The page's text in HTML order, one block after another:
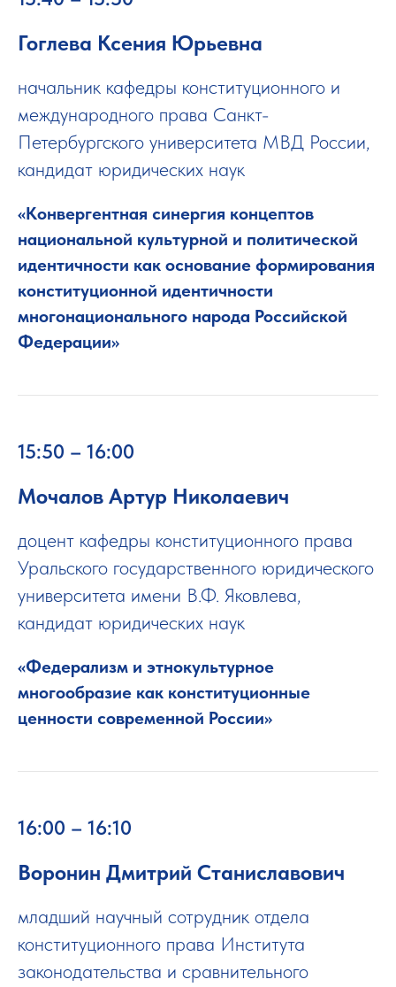
Гоглева Ксения Юрьевна
начальник кафедры конституционного и
международного права Санкт-
Петербургского университета МВД России,
кандидат юридических наук
«Конвергентная синергия концептов
национальной культурной и политической
идентичности как основание формирования
конституционной идентичности
многонационального народа Российской
Федерации»
15:50 – 16:00
Мочалов Артур Николаевич
доцент кафедры конституционного права
Уральского государственного юридического
университета имени В.Ф. Яковлева,
кандидат юридических наук
«Федерализм и этнокультурное
многообразие как конституционные
ценности современной России»
16:00 – 16:10
Воронин Дмитрий Станиславович
младший научный сотрудник отдела
конституционного права Института
законодательства и сравнительного